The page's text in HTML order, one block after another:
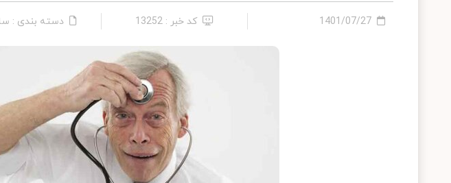
1401/07/27 کد خبر : 13252 دسته بندی :